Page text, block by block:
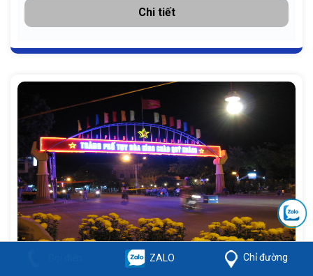
ZALO Chỉ đường
Chi tiết